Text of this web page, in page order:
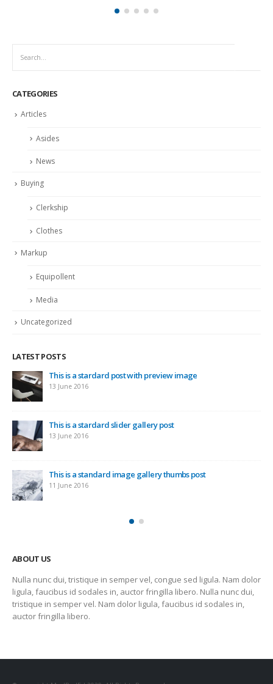
CATEGORIES
Articles
Asides
News
Buying
Clerkship
Clothes
Markup
Equipollent
Media
Uncategorized
LATEST POSTS
This is a standard embedded video post
10 June 2016
This is a standard HTML5 video post
30 May 2016
Etiam laoreet sem eget eros rhoncus
13 May 2016
ABOUT US
Nulla nunc dui, tristique in semper vel, congue sed ligula. Nam dolor
ligula, faucibus id sodales in, auctor fringilla libero. Nulla nunc dui,
tristique in semper vel. Nam dolor ligula, faucibus id sodales in,
auctor fringilla libero.